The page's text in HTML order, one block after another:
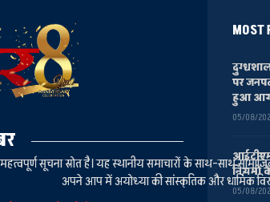
सूचना स्रोत है। यह स्थानीय समाचारों के साथ-साथ
अपने आप में अयोध्या की सांस्कृतिक और धार्मिक
MOST
पर
हुआ
05/08/
नियमों
05/08/